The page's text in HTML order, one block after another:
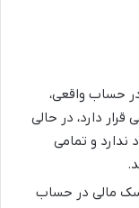
حساب واقعی،
دارد، در حالی
و تمامی
مالی در حساب